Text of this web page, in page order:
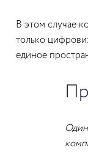
В этом случае
только
единое
Один